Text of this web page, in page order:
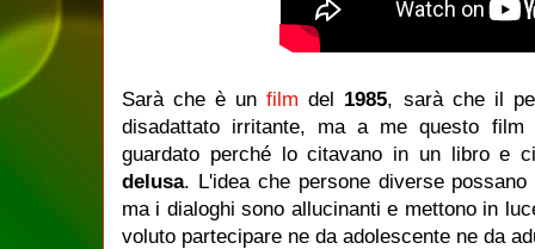
Sarà che è unfilmdel 1985, sarà che il
disadattato irritante, ma a me questo film
guardato perché lo citavano in un libro e
delusa. L'idea che persone diverse
ma i dialoghi sono allucinanti e mettono in
voluto partecipare ne da adolescente ne da